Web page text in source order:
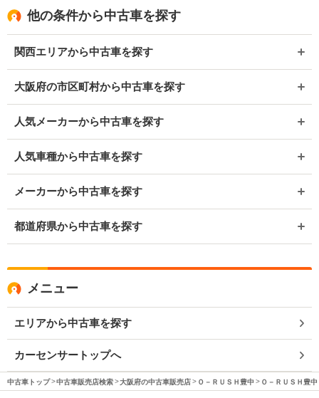
他の条件から中古車を探す
関西エリアから中古車を探す
大阪府の市区町村から中古車を探す
人気メーカーから中古車を探す
人気車種から中古車を探す
メーカーから中古車を探す
都道府県から中古車を探す
メニュー
エリアから中古車を探す
カーセンサートップへ
中古車トップ 中古車販売店検索 大阪府の中古車販売店 Ｏ－ＲＵＳＨ豊中 Ｏ－ＲＵＳＨ豊